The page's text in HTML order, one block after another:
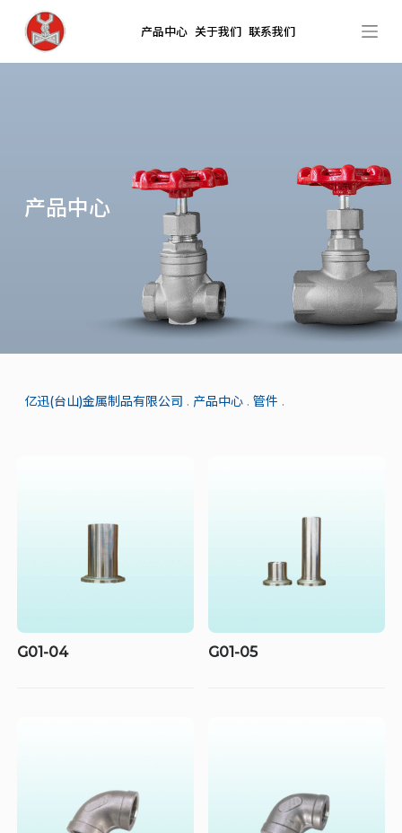
跳
过
内
产品中心 关于我们 联系我们
产品中心
亿迅(台山)金属制品有限公司 . 产品中心. 管件 .
G01-04 G01-05